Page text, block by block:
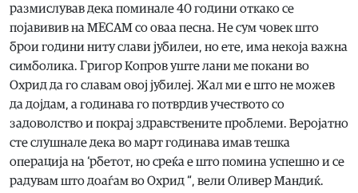
размислував дека поминале 40 години откако се
појавивив на МЕСАМ со оваа песна. Не сум човек што
брои години ниту слави јубилеи, но ете, има некоја важна
симболика. Григор Копров уште лани ме покани во
Охрид да го славам овој јубилеј. Жал ми е што не можев
да дојдам, а годинава го потврдив учеството со
задоволство и покрај здравствените проблеми. Веројатно
сте слушнале дека во март годинава имав тешка
операција на ‘рбетот, но среќа е што помина успешно и се
радувам што доаѓам во Охрид “, вели Оливер Мандиќ.